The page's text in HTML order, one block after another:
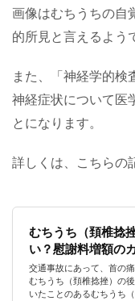
画像はむちうちの自
的所見と言えるよう
また、「神経学的検
神経症状について医
とになります。
詳しくは、こちらの
むちうち（頚椎捻
い？慰謝料増額の
交通事故にあって、首の
むちうち（頚椎捻挫）の
いたことのあるむちうち